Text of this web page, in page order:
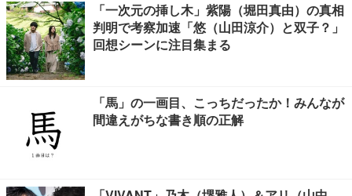
「一次元の挿し木」紫陽（堀田真由）の真相
判明で考察加速「悠（山田涼介）と双子？」
回想シーンに注目集まる
「馬」の一画目、こっちだったか！みんなが
間違えがちな書き順の正解